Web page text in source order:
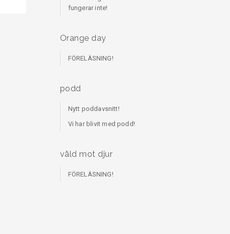
fungerar inte!
Orange day
FÖRELÄSNING!
podd
Nytt poddavsnitt!
Vi har blivit med podd!
våld mot djur
FÖRELÄSNING!